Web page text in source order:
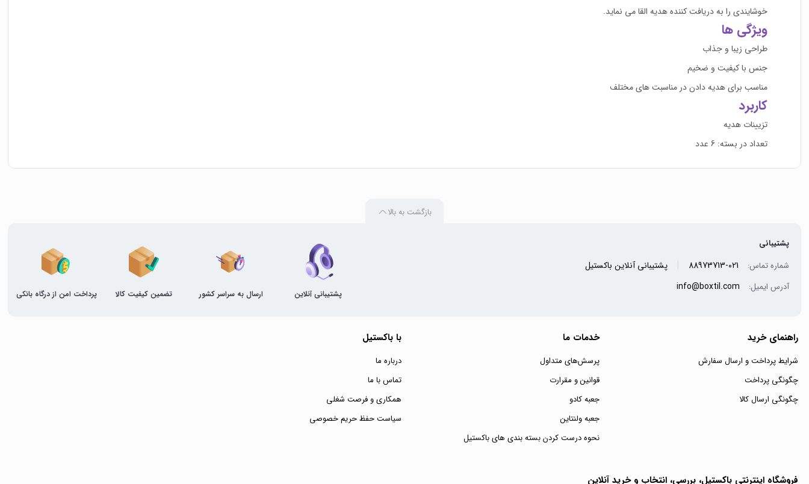
خوشایندی را به دریافت کننده هدیه القا می نماید.
ویژگی ها
طراحی زیبا و جذاب
جنس با کیفیت و ضخیم
مناسب برای هدیه دادن در مناسبت های مختلف
کاربرد
تزیینات هدیه
تعداد در بسته: 6 عدد
بازگشت به بالا
پشتیبانی
شماره تماس:
021-88973713 پشتیبانی آنلاین باکستیل
آدرس ایمیل: info@boxtil.com
پشتیبانی آنلاین ارسال به سراسر کشور تضمین کیفیت کالا پرداخت امن از درگاه بانکی
راهنمای خرید
شرایط پرداخت و ارسال سفارش
چگونگی پرداخت
چگونگی ارسال کالا
خدمات ما
پرسش‌های متداول
قوانین و مقرارت
جعبه کادو
جعبه ولنتاین
نحوه درست کردن بسته بندی های باکستیل
با باکستیل
درباره ما
تماس با ما
همکاری و فرصت شغلی
سیاست حفظ حریم خصوصی
فروشگاه اینترنتی باکستیل، بررسی، انتخاب و خرید آنلاین